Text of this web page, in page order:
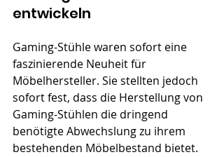
entwickeln
Gaming-Stühle waren sofort eine
faszinierende Neuheit für
Möbelhersteller. Sie stellten jedoch
sofort fest, dass die Herstellung von
Gaming-Stühlen die dringend
benötigte Abwechslung zu ihrem
bestehenden Möbelbestand bietet.